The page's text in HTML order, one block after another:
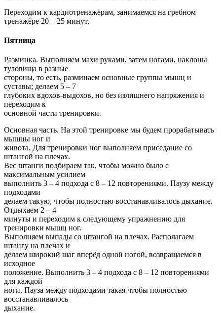
Переходим к кардиотренажёрам, занимаемся на гребном
тренажёре 20 – 25 минут.
Пятница
Разминка. Выполняем махи руками, затем ногами, наклоны
туловища в разные
стороны, то есть, разминаем основные группы мышц и
суставы; делаем 5 – 7
глубоких вдохов-выдохов, но без излишнего напряжения и
переходим к
основной части тренировки.
Основная часть. На этой тренировке мы будем прорабатывать
мышцы ног и
живота. Для тренировки ног выполняем приседание со
штангой на плечах.
Вес штанги подбираем так, чтобы можно было с
максимальным усилием
выполнить 3 – 4 подхода с 8 – 12 повторениями. Паузу между
подходами
делаем такую, чтобы полностью восстанавливалось дыхание.
Отдыхаем 2 – 4
минуты и переходим к следующему упражнению для
тренировки мышц ног.
Выполняем выпады со штангой на плечах. Располагаем
штангу на плечах и
делаем широкий шаг вперёд одной ногой, возвращаемся в
исходное
положение. Выполнить 3 – 4 подхода с 8 – 12 повторениями
для каждой
ноги. Пауза между подходами такая чтобы полностью
восстанавливалось
дыхание.